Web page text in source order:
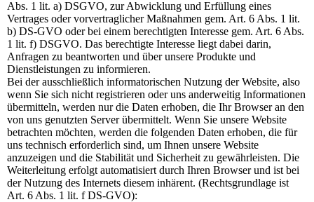
Abs. 1 lit. a) DSGVO, zur Abwicklung und Erfüllung eines
Vertrages oder vorvertraglicher Maßnahmen gem. Art. 6 Abs. 1 lit.
b) DS-GVO oder bei einem berechtigten Interesse gem. Art. 6 Abs.
1 lit. f) DSGVO. Das berechtigte Interesse liegt dabei darin,
Anfragen zu beantworten und über unsere Produkte und
Dienstleistungen zu informieren.
Bei der ausschließlich informatorischen Nutzung der Website, also
wenn Sie sich nicht registrieren oder uns anderweitig Informationen
übermitteln, werden nur die Daten erhoben, die Ihr Browser an den
von uns genutzten Server übermittelt. Wenn Sie unsere Website
betrachten möchten, werden die folgenden Daten erhoben, die für
uns technisch erforderlich sind, um Ihnen unsere Website
anzuzeigen und die Stabilität und Sicherheit zu gewährleisten. Die
Weiterleitung erfolgt automatisiert durch Ihren Browser und ist bei
der Nutzung des Internets diesem inhärent. (Rechtsgrundlage ist
Art. 6 Abs. 1 lit. f DS-GVO):